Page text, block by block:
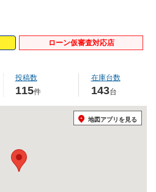
ローン仮審査対応店
投稿数
115件
在庫台数
143台
地図アプリを見る